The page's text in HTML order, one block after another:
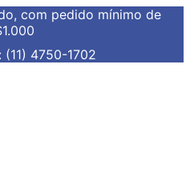
com pedido mínimo de
(11) 4750-1702